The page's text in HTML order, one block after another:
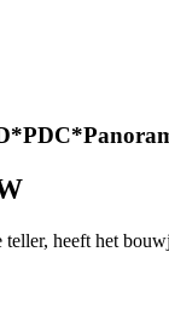
teller, heeft het